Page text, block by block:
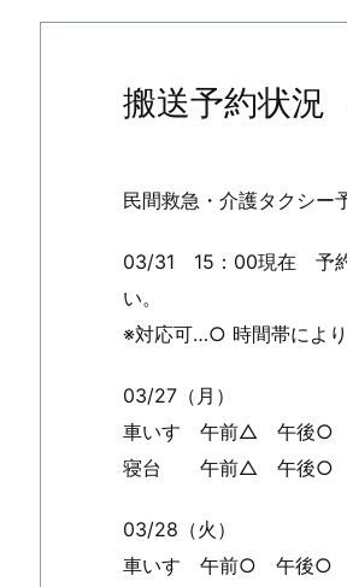
搬送予約状況
民間救急・介護タクシー
03/31 15：00現在 予約
い。
※対応可…○ 時間帯によ
03/27（月）
車いす 午前△ 午後○
寝台 午前△ 午後○
03/28（火）
車いす 午前○ 午後○